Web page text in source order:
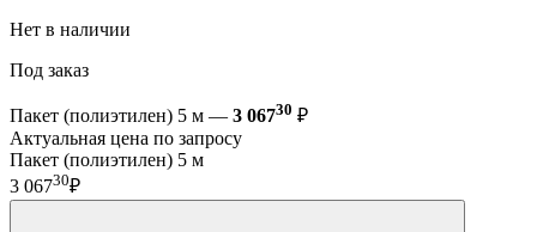
Нет в наличии
Под заказ
Пакет (полиэтилен) 5 м — 3 06730 ₽
Актуальная цена по запросу
Пакет (полиэтилен) 5 м
3 06730₽